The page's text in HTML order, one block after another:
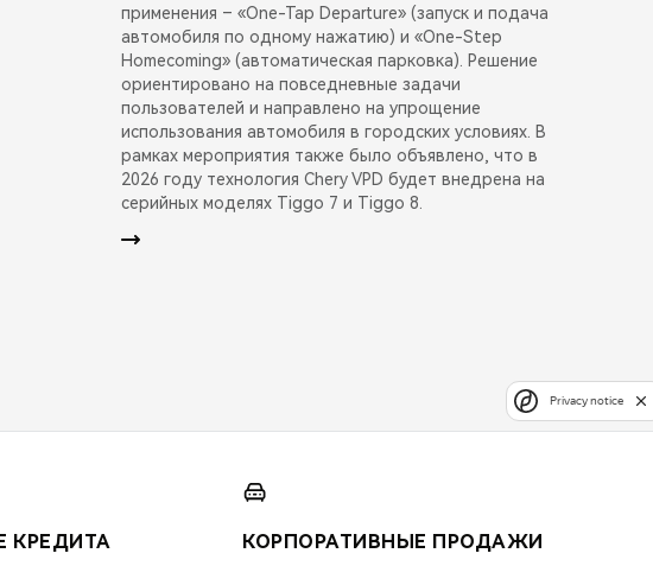
применения – «One-Tap Departure» (запуск и подача
автомобиля по одному нажатию) и «One-Step
Homecoming» (автоматическая парковка). Решение
ориентировано на повседневные задачи
пользователей и направлено на упрощение
использования автомобиля в городских условиях. В
рамках мероприятия также было объявлено, что в
2026 году технология Chery VPD будет внедрена на
серийных моделях Tiggo 7 и Tiggo 8.
КРЕДИТА
КОРПОРАТИВНЫЕ ПРОДАЖИ
Privacy notice